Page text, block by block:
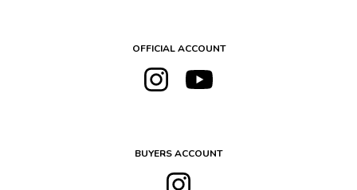
OFFICIAL ACCOUNT
BUYERS ACCOUNT